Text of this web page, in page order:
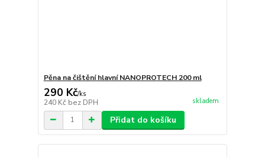
Pěna na čištění hlavní NANOPROTECH 200 ml
290 Kč/ks
240 Kč bez DPH skladem
Přidat do košíku